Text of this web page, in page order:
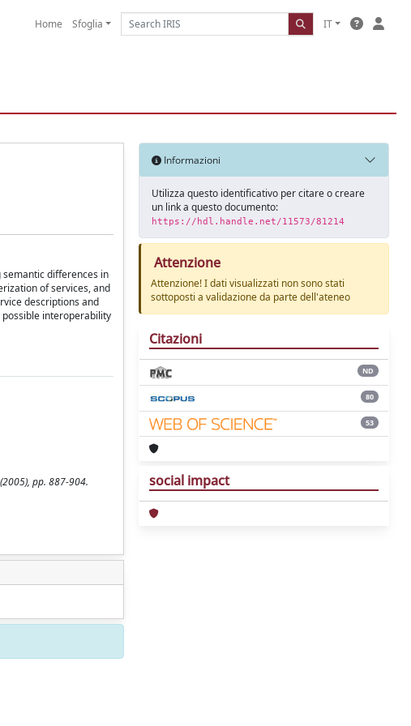
Home Sfoglia IT
differences in
of services, and
descriptions and
interoperability
pp. 887-904.
Informazioni
Utilizza questo identificativo per citare o creare
un link a questo documento:
https://hdl.handle.net/11573/81214
Attenzione
Attenzione! I dati visualizzati non sono stati
sottoposti a validazione da parte dell'ateneo
Citazioni
ND
80
53
social impact